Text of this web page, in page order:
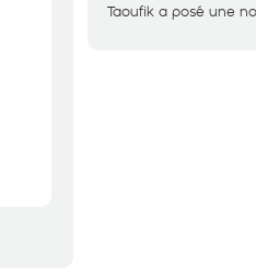
Taoufik a posé une